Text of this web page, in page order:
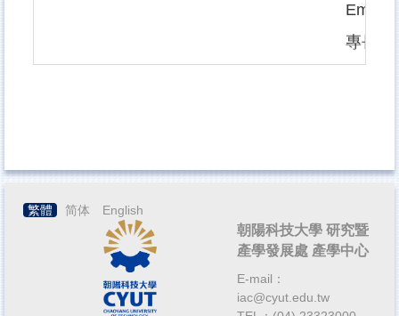
Email
專長：
繁體 简体 English
朝陽科技大學 研究暨
產學發展處 產學中心
E-mail：
iac@cyut.edu.tw